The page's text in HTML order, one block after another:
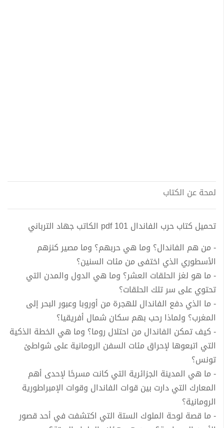
لمحة عن الكتاب
تحميل كتاب حرب الفاندال 101 pdf الكاتب جهاد الترباني
- من هم الفاندال؟ وما هي حربهم؟ وما مصير كنزهم
الأسطوري الذي اختفى من مئات السنين؟
- ما هو لغز الحلقات العشر؟ وما هي الدول والمدن التي
تحتوي على سر تلك الحلقات؟
- ما الذي دفع الفاندال للهجرة من أوروبا وعبور البحر إلى
المغرب؟ ولماذا رحب بهم سكان شمال أفريقيا؟
- كيف تمكن الفاندال من احتلال روما؟ وما هي الخطة الذكية
التي اتبعوها لإحراق مئات السفن الرومانية على شواطئ
تونس؟
- ما هي المدينة الجزائرية التي كانت مسرحًا لإحدى أهم
المعارك التي دارت بين قوات الفاندال وقوات الإمبراطورية
الرومانية؟
- ما قصة لوحة الملوك الستة التي اكتشفت في أحد قصور